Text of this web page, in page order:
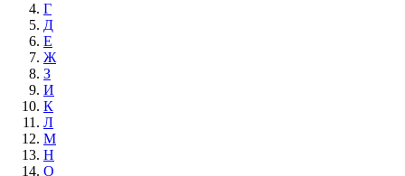
Г
Д
Е
Ж
З
И
К
Л
М
Н
О